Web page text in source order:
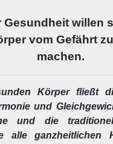
Gesundheit willen
vom Gefährt
machen.
Körper fließt
und
und die
alle ganzheitlichen